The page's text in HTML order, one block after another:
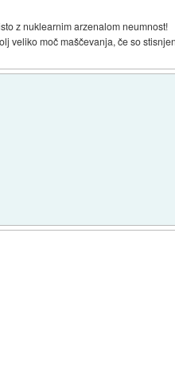
z nuklearnim arzenalom neumnost!
veliko moč maščevanja, če so